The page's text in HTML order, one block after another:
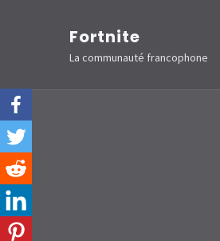
(Pressez
Entrée)
Fortnite
La communauté francophone